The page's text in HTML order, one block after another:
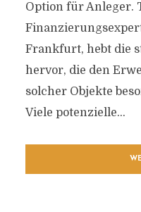
Option für Anleger.
Frankfurt, hebt die
hervor, die den
solcher Objekte
Viele potenzielle...